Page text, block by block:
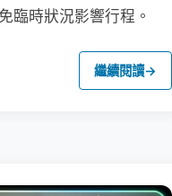
臨時狀況影響行程。
繼續閱讀→